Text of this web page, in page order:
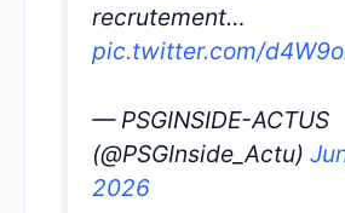
recrutement…
pic.twitter.com/
— PSGINSIDE-ACTUS
(@PSGInside_Actu)
2026